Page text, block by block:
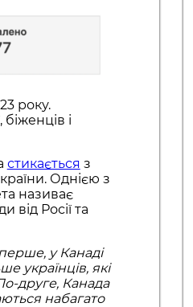
року.
і
стикається з
Однією з
називає
від Росії та
у Канаді
українців, які
друге, Канада
набагато